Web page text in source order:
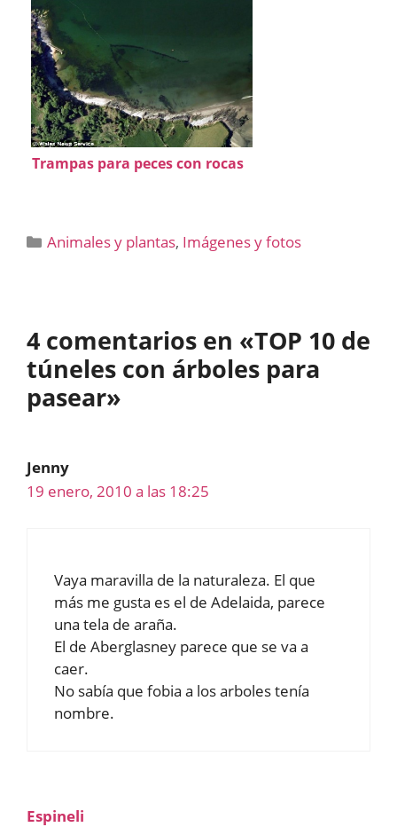
Trampas para peces con rocas
Categorías
Animales y plantas, Imágenes y fotos
4 comentarios en «TOP 10 de
túneles con árboles para
pasear»
Jenny
19 enero, 2010 a las 18:25
Vaya maravilla de la naturaleza. El que
más me gusta es el de Adelaida, parece
una tela de araña.
El de Aberglasney parece que se va a
caer.
No sabía que fobia a los arboles tenía
nombre.
Espineli